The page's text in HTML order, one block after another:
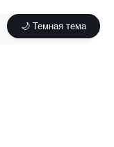
🌙 Темная тема